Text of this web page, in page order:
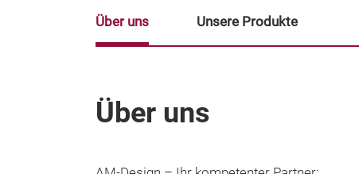
Über uns
Über uns Unsere Produkte